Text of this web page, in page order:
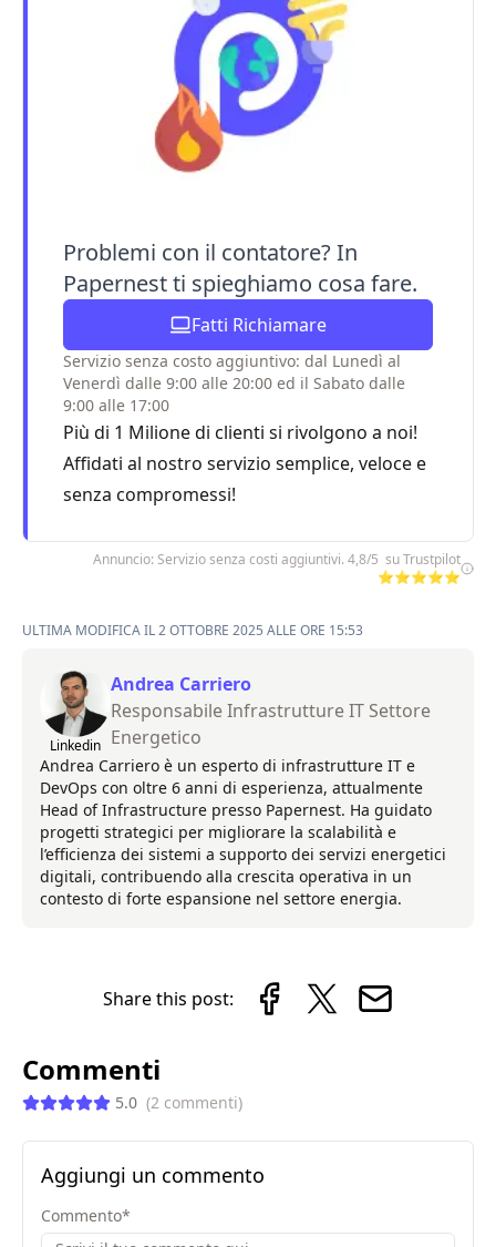
Problemi con il contatore? In
Papernest ti spieghiamo cosa fare.
Fatti Richiamare
Servizio senza costo aggiuntivo: dal Lunedì al
Venerdì dalle 9:00 alle 20:00 ed il Sabato dalle
9:00 alle 17:00
Più di 1 Milione di clienti si rivolgono a noi!
Affidati al nostro servizio semplice, veloce e
senza compromessi!
Annuncio: Servizio senza costi aggiuntivi. 4,8/5 su Trustpilot
⭐⭐⭐⭐⭐
ULTIMA MODIFICA IL 2 OTTOBRE 2025 ALLE ORE 15:53
Linkedin
Andrea Carriero
Responsabile Infrastrutture IT Settore
Energetico
Andrea Carriero è un esperto di infrastrutture IT e
DevOps con oltre 6 anni di esperienza, attualmente
Head of Infrastructure presso Papernest. Ha guidato
progetti strategici per migliorare la scalabilità e
l’efficienza dei sistemi a supporto dei servizi energetici
digitali, contribuendo alla crescita operativa in un
contesto di forte espansione nel settore energia.
Share this post:
Commenti
5.0 (2 commenti)
Aggiungi un commento
Commento*